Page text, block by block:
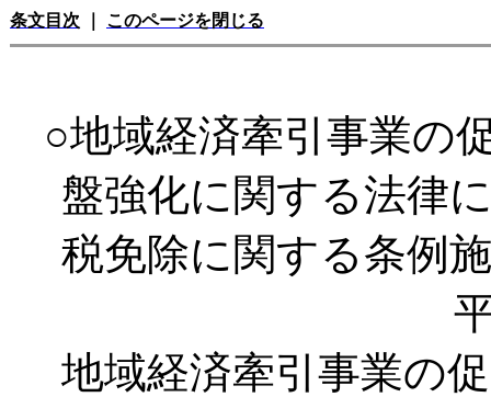
条文目次 このページを閉じる
○地域経済牽引事業の
盤強化に関する法律
税免除に関する条例
地域経済牽引事業の